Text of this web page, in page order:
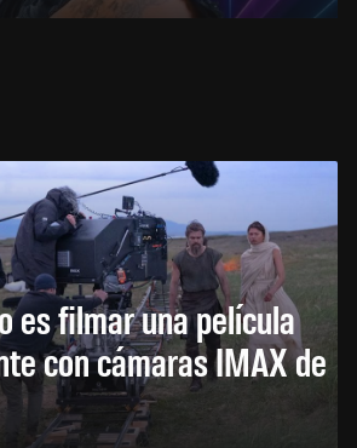
es filmar una película
con cámaras IMAX de